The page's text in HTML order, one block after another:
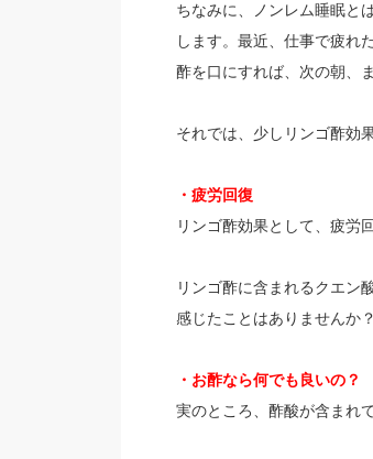
ちなみに、ノンレム睡眠と
します。最近、仕事で疲れ
酢を口にすれば、次の朝、
それでは、少しリンゴ酢効
・疲労回復
リンゴ酢効果として、疲労
リンゴ酢に含まれるクエン
感じたことはありませんか
・お酢なら何でも良いの？
実のところ、酢酸が含まれ